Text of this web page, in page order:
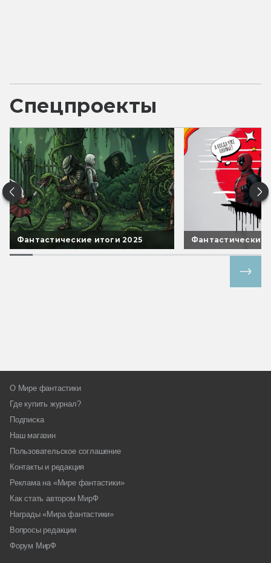
Спецпроекты
Фантастические итоги 2025 Фантастические
О Мире фантастики
Где купить журнал?
Подписка
Наш магазин
Пользовательское соглашение
Контакты и редакция
Реклама на «Мире фантастики»
Как стать автором МирФ
Награды «Мира фантастики»
Вопросы редакции
Форум МирФ